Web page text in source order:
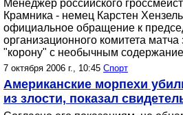
Менеджер российского
Крамника - немец Карстен
официальное обращение к
организационного комитета
"корону" с необычным
7 октября 2006 г., 10:45 Спорт
Американские морпехи
из злости, показал